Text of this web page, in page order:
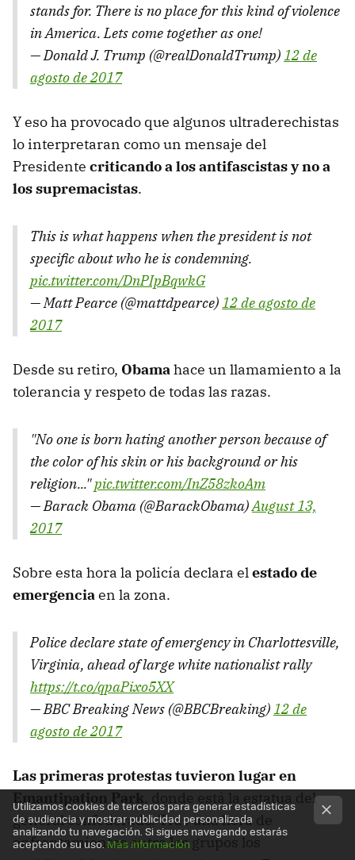
stands for. There is no place for this kind of violence
in America. Lets come together as one!
— Donald J. Trump (@realDonaldTrump) 12 de
agosto de 2017
Y eso ha provocado que algunos ultraderechistas
lo interpretaran como un mensaje del
Presidente criticando a los antifascistas y no a
los supremacistas.
This is what happens when the president is not
specific about who he is condemning.
pic.twitter.com/DnPIpBqwkG
— Matt Pearce (@mattdpearce) 12 de agosto de
2017
Desde su retiro, Obama hace un llamamiento a la
tolerancia y respeto de todas las razas.
"No one is born hating another person because of
the color of his skin or his background or his
religion..."pic.twitter.com/InZ58zkoAm
— Barack Obama (@BarackObama)August 13,
2017
Sobre esta hora la policía declara el estado de
emergencia en la zona.
Police declare state of emergency in Charlottesville,
Virginia, ahead of large white nationalist rally
https://t.co/qpaPixo5XX
— BBC Breaking News (@BBCBreaking) 12 de
agosto de 2017
Las primeras protestas tuvieron lugar en
Emantipation Park , donde está la estatua del
general confederado. Tras una hora de
enfrentamientos entre los grupos los
Utilizamos cookies de terceros para generar estadísticas
de audiencia y mostrar publicidad personalizada
analizando tu navegación. Si sigues navegando estarás
aceptando su uso.Más información